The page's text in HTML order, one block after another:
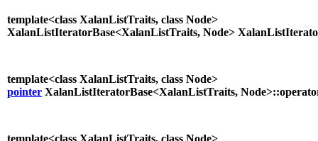
template<class XalanListTraits, class Node>
XalanListIteratorBase<XalanListTraits, Node>
template<class XalanListTraits, class Node>
pointer XalanListIteratorBase<XalanListTraits,
template<class XalanListTraits, class Node>